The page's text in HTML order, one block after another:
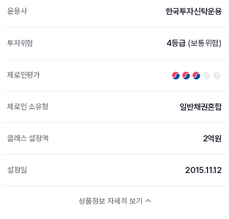
운용사 한국투자신탁운용
투자위험 4등급 (보통위험)
제로인평가
제로인 소유형 일반채권혼합
클래스 설정액 2억원
설정일 2015.11.12
상품정보 자세히 보기
연금 펀드 검색
투자 라이브러리
ETF 처음투자
내맘대로 만들기
DIY 포트 관리
고객라운지
이벤트
공지사항
FAQ